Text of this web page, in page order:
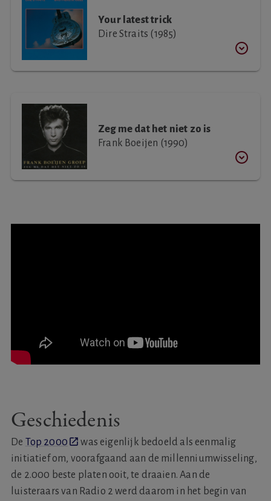
Your latest trick
Dire Straits (1985)
Zeg me dat het niet zo is
Frank Boeijen (1990)
Geschiedenis
De Top 2000
was eigenlijk bedoeld als eenmalig
initiatief om, voorafgaand aan de millenniumwisseling,
de 2.000 beste platen ooit, te draaien. Aan de
luisteraars van Radio 2 werd daarom in het begin van